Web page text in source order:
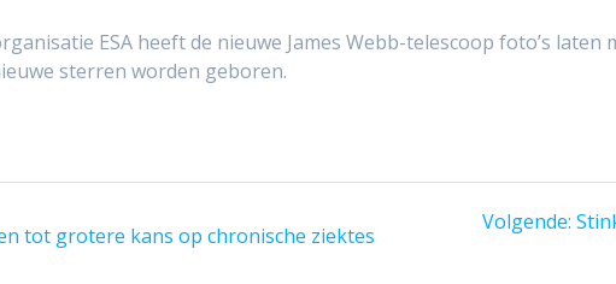
ESA heeft de nieuwe James Webb-telescoop foto’s laten
sterren worden geboren.
tot grotere kans op chronische ziektes
Volgende: